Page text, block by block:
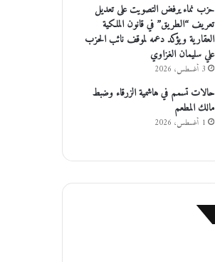
حزب نماء يرفض التصويت على تعديل
تعريف “الطريق” في قانون الملكية
العقارية ويؤكد دعمه لموقف نائب الحزب
علي سليمان الغزاوي
3 أغسطس، 2026
حالات تسمم في هاشمية الزرقاء وضبط
مالك المطعم
1 أغسطس، 2026